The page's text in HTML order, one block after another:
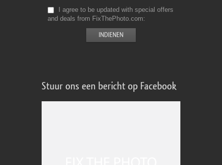
I agree to be updated with special offers
and deals from FixThePhoto.com
Stuur ons een bericht op Facebook